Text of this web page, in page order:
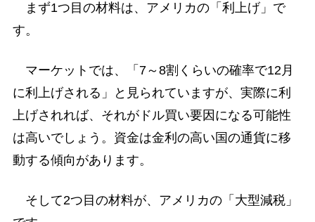
まず1つ目の材料は、アメリカの「利上げ」で
す。
マーケットでは、「7～8割くらいの確率で12月
に利上げされる」と見られていますが、実際に利
上げされれば、それがドル買い要因になる可能性
は高いでしょう。資金は金利の高い国の通貨に移
動する傾向があります。
そして2つ目の材料が、アメリカの「大型減税」